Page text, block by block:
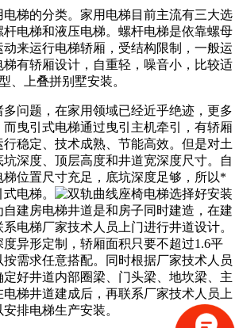
梯的分类。家用电梯目前主流有三大选
电梯和液压电梯。螺杆电梯是依靠螺母
来运行电梯轿厢，受结构限制，一般运
有轿厢设计，自重轻，噪音小，比较适
、上叠拼别墅安装。
问题，在家用领域已经近乎绝迹，更多
曳引式电梯通过曳引主机牵引，有轿厢
稳定、技术成熟、节能高效。但是对土
深度、顶层高度和井道宽深度尺寸。自
位置尺寸充足，底坑深度足够，所以*
电梯。
选择好安装
建房电梯井道是和房子同时建造，在建
电梯厂家技术人员上门进行井道设计。
异形定制，轿厢面积只要不超过1.6平
需求任意搭配。同时根据厂家技术人员
好井道内部圈梁、门头梁、地坎梁、主
梯井道建成后，再联系厂家技术人员上
排电梯生产安装。